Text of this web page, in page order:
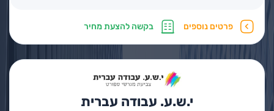
פרטים נוספים בקשה להצעת מחיר
י.ש.ע. עבודה עברית